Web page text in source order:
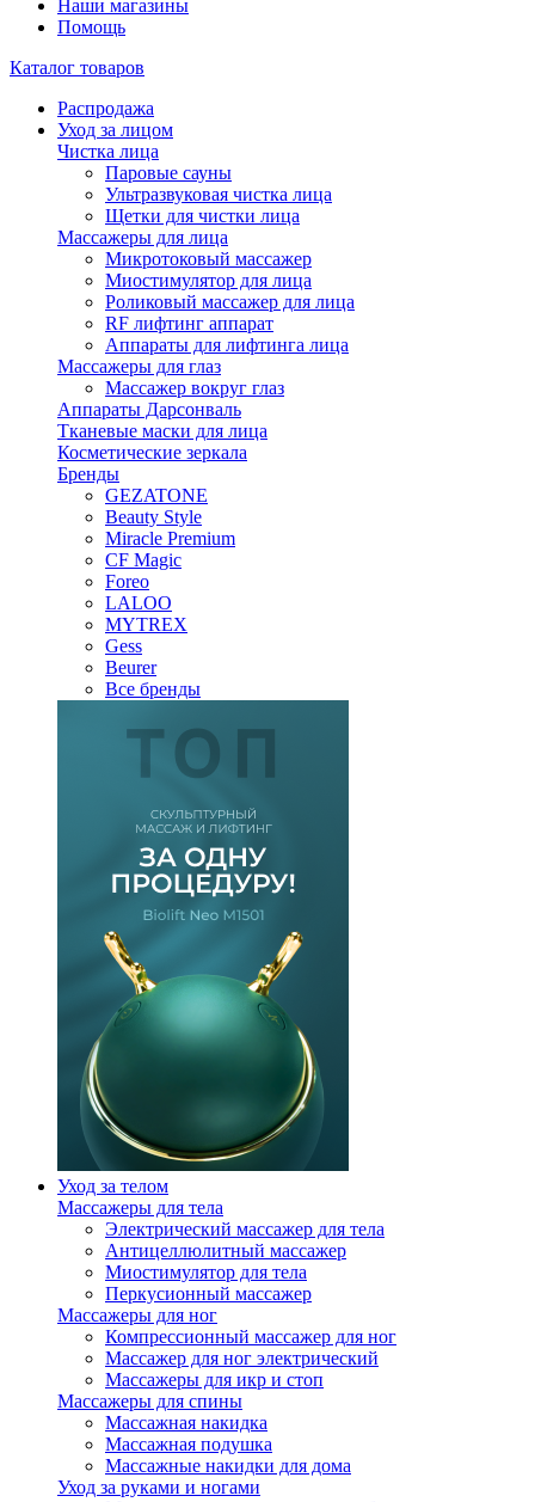
Наши магазины
Помощь
Каталог товаров
Распродажа
Уход за лицом
Чистка лица
Паровые сауны
Ультразвуковая чистка лица
Щетки для чистки лица
Массажеры для лица
Микротоковый массажер
Миостимулятор для лица
Роликовый массажер для лица
RF лифтинг аппарат
Аппараты для лифтинга лица
Массажеры для глаз
Массажер вокруг глаз
Аппараты Дарсонваль
Тканевые маски для лица
Косметические зеркала
Бренды
GEZATONE
Beauty Style
Miracle Premium
CF Magic
Foreo
LALOO
MYTREX
Gess
Beurer
Все бренды
Уход за телом
Массажеры для тела
Электрический массажер для тела
Антицеллюлитный массажер
Миостимулятор для тела
Перкусионный массажер
Массажеры для ног
Компрессионный массажер для ног
Массажер для ног электрический
Массажеры для икр и стоп
Массажеры для спины
Массажная накидка
Массажная подушка
Массажные накидки для дома
Уход за руками и ногами